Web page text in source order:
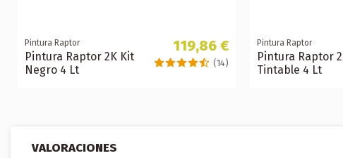
Pintura Raptor
Pintura Raptor 2K Kit
Negro 4 Lt
119,86 €
(14)
Pintura Raptor
Pintura Raptor
Tintable 4 Lt
VALORACIONES